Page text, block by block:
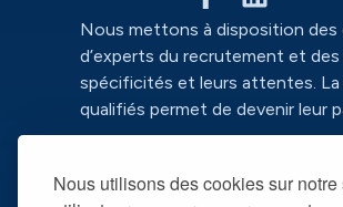
Nous utilisons des cookies sur
Nous mettons à disposition des
d’experts du recrutement et
spécificités et leurs attentes. La
qualifiés permet de devenir leur